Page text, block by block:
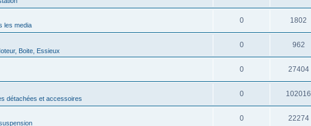
les media
0 1802
Boite, Essieux
0 962
0 27404
détachées et accessoires
0 102016
0 22274